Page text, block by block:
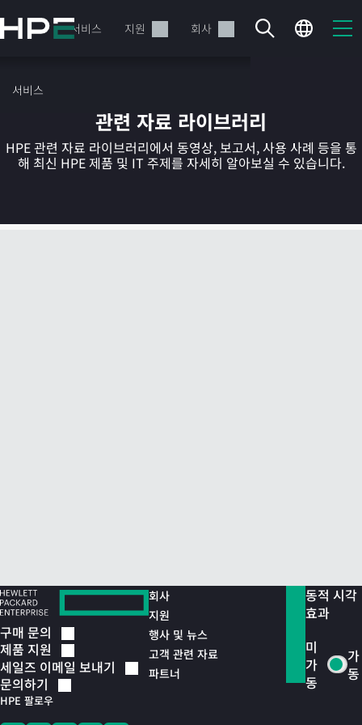
요
뛰
제품 서비스 지원 회사
서비스
현재 장바구니가 비어있습니다
관련 자료 라이브러리
HPE 관련 자료 라이브러리에서 동영상, 보고서, 사용 사례 등을 통
해 최신 HPE 제품 및 IT 주제를 자세히 알아보실 수 있습니다.
구매 문의
제품 지원
세일즈 이메일 보내기
문의하기
HPE 팔로우
회사
지원
행사 및 뉴스
고객 관련 자료
파트너
동적 시각
효과
미
가
동
가
동